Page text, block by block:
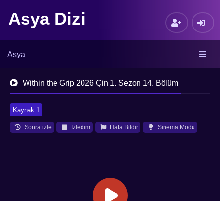
Asya Dizi
Asya
Within the Grip 2026 Çin 1. Sezon 14. Bölüm
Kaynak 1
Sonra izle İzledim Hata Bildir Sinema Modu